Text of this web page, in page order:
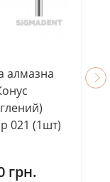
алмазна
021 (1шт)
грн.